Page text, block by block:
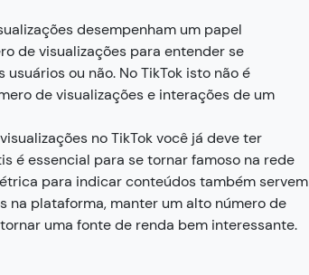
desempenham um papel
de visualizações para entender se
ou não. No TikTok isto não é
de visualizações e interações de um
no TikTok você já deve ter
é essencial para se tornar famoso na rede
para indicar conteúdos também servem
na plataforma, manter um alto número de
uma fonte de renda bem interessante.